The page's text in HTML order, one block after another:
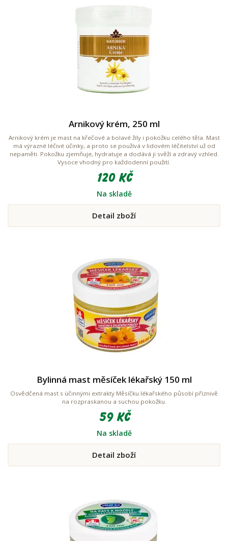
Arnikový krém, 250 ml
Arnikový krém je mast na křečové a bolavé žíly i pokožku celého těla. Mast
má výrazné léčivé účinky, a proto se používá v lidovém léčitelství už od
nepaměti. Pokožku zjemňuje, hydratuje a dodává ji svěží a zdravý vzhled.
Vysoce vhodný pro každodenní použití.
120 Kč
Na skladě
Detail zboží
Bylinná mast měsíček lékařský 150 ml
Osvědčená mast s účinnými extrakty Měsíčku lékařského působí příznivě
na rozpraskanou a suchou pokožku.
59 Kč
Na skladě
Detail zboží